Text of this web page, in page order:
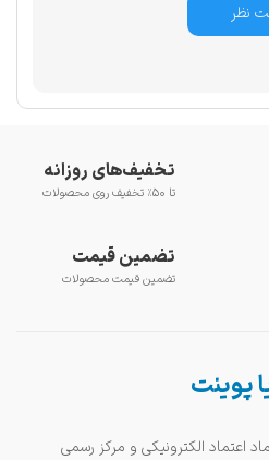
نظر
پوینت
اعتماد الکترونیکی و مرکز رسمی
تخفیف‌های روزانه
تا ۵۰٪ تخفیف روی محصولات
تضمین قیمت
تضمین قیمت محصولات